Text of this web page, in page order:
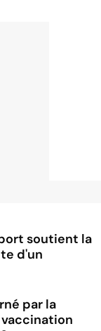
soutient la
d'un
par la